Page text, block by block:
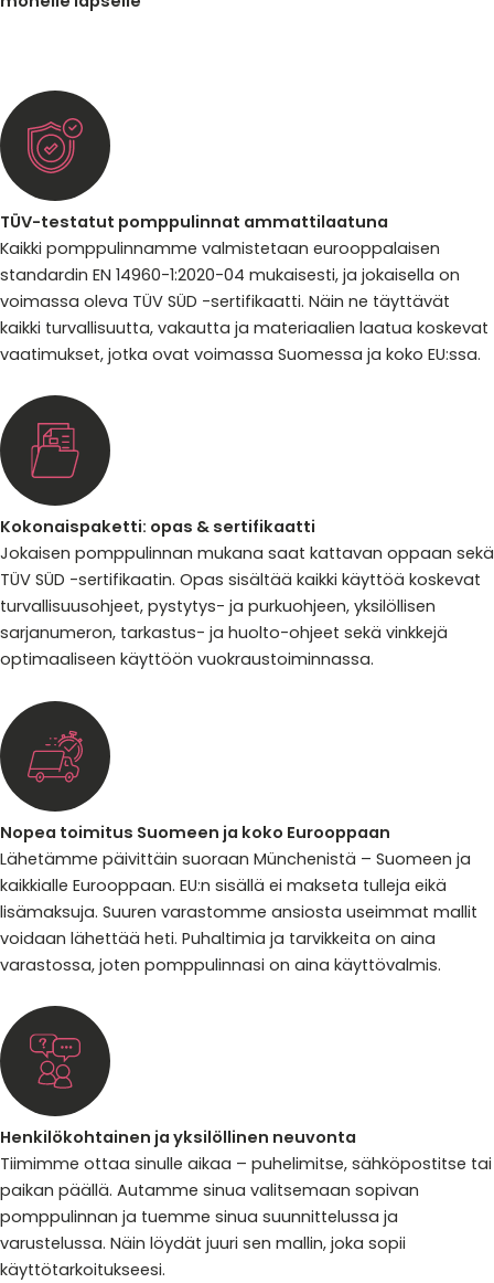
TÜV-testatut pomppulinnat ammattilaatuna
Kaikki pomppulinnamme valmistetaan eurooppalaisen
standardin EN 14960-1:2020-04 mukaisesti, ja jokaisella on
voimassa oleva TÜV SÜD -sertifikaatti. Näin ne täyttävät
kaikki turvallisuutta, vakautta ja materiaalien laatua koskevat
vaatimukset, jotka ovat voimassa Suomessa ja koko EU:ssa.
Kokonaispaketti: opas & sertifikaatti
Jokaisen pomppulinnan mukana saat kattavan oppaan sekä
TÜV SÜD -sertifikaatin. Opas sisältää kaikki käyttöä koskevat
turvallisuusohjeet, pystytys- ja purkuohjeen, yksilöllisen
sarjanumeron, tarkastus- ja huolto-ohjeet sekä vinkkejä
optimaaliseen käyttöön vuokraustoiminnassa.
Nopea toimitus Suomeen ja koko Eurooppaan
Lähetämme päivittäin suoraan Münchenistä – Suomeen ja
kaikkialle Eurooppaan. EU:n sisällä ei makseta tulleja eikä
lisämaksuja. Suuren varastomme ansiosta useimmat mallit
voidaan lähettää heti. Puhaltimia ja tarvikkeita on aina
varastossa, joten pomppulinnasi on aina käyttövalmis.
Henkilökohtainen ja yksilöllinen neuvonta
Tiimimme ottaa sinulle aikaa – puhelimitse, sähköpostitse tai
paikan päällä. Autamme sinua valitsemaan sopivan
pomppulinnan ja tuemme sinua suunnittelussa ja
varustelussa. Näin löydät juuri sen mallin, joka sopii
käyttötarkoitukseesi.